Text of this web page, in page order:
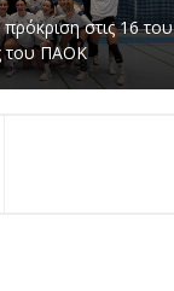
στις 16 του
του ΠΑΟΚ